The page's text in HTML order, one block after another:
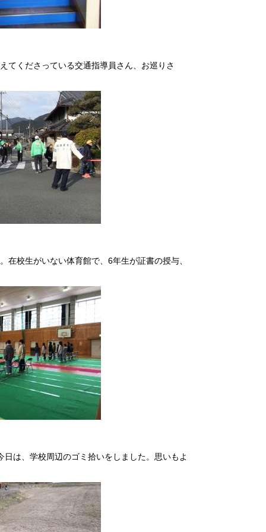
てくださっている交通指導員さん、お巡りさ
校生がいない体育館で、6年生が証書の授与、
は、学校周辺のゴミ拾いをしました。思いもよ